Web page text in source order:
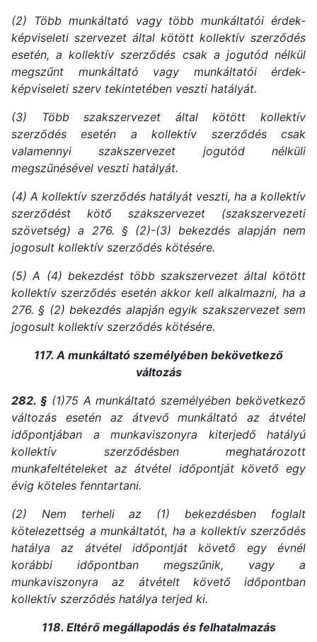
(2) Több munkáltató vagy több munkáltatói érdek-
képviseleti szervezet által kötött kollektív szerződés
esetén, a kollektív szerződés csak a jogutód nélkül
megszűnt munkáltató vagy munkáltatói érdek-
képviseleti szerv tekintetében veszti hatályát.
(3) Több szakszervezet által kötött kollektív
szerződés esetén a kollektív szerződés csak
valamennyi szakszervezet jogutód nélküli
megszűnésével veszti hatályát.
(4) A kollektív szerződés hatályát veszti, ha a kollektív
szerződést kötő szakszervezet (szakszervezeti
szövetség) a 276. § (2)-(3) bekezdés alapján nem
jogosult kollektív szerződés kötésére.
(5) A (4) bekezdést több szakszervezet által kötött
kollektív szerződés esetén akkor kell alkalmazni, ha a
276. § (2) bekezdés alapján egyik szakszervezet sem
jogosult kollektív szerződés kötésére.
117. A munkáltató személyében bekövetkező
változás
282. §(1)75 A munkáltató személyében bekövetkező
változás esetén az átvevő munkáltató az átvétel
időpontjában a munkaviszonyra kiterjedő hatályú
kollektív szerződésben meghatározott
munkafeltételeket az átvétel időpontját követő egy
évig köteles fenntartani.
(2) Nem terheli az (1) bekezdésben foglalt
kötelezettség a munkáltatót, ha a kollektív szerződés
hatálya az átvétel időpontját követő egy évnél
korábbi időpontban megszűnik, vagy a
munkaviszonyra az átvételt követő időpontban
kollektív szerződés hatálya terjed ki.
118. Eltérő megállapodás és felhatalmazás